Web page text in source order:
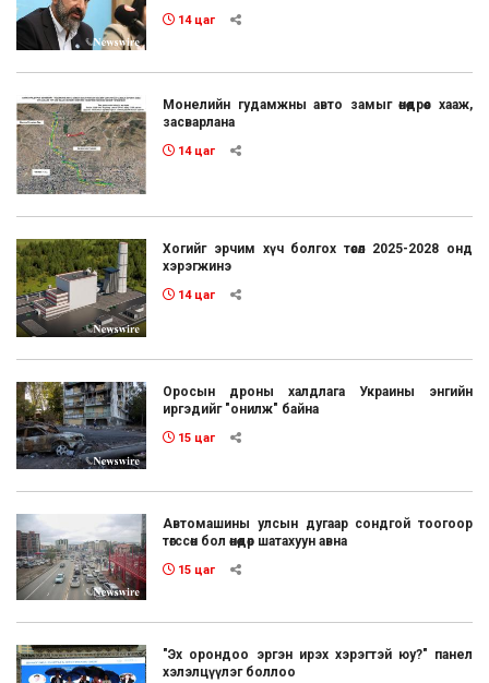
14 цаг
Монелийн гудамжны авто замыг өнөөдрөөс хааж,
засварлана
14 цаг
Хогийг эрчим хүч болгох төсөл 2025-2028 онд
хэрэгжинэ
14 цаг
Оросын дроны халдлага Украины энгийн
иргэдийг "онилж" байна
15 цаг
Автомашины улсын дугаар сондгой тоогоор
төгссөн бол өнөөдөр шатахуун авна
15 цаг
"Эх орондоо эргэн ирэх хэрэгтэй юу?" панел
хэлэлцүүлэг боллоо